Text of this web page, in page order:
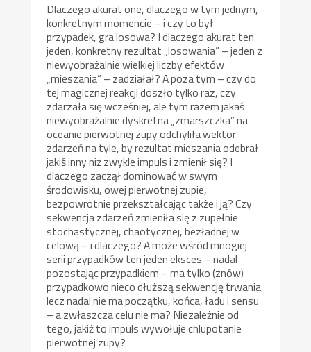
Dlaczego akurat one, dlaczego w tym jednym,
konkretnym momencie – i czy to był
przypadek, gra losowa? I dlaczego akurat ten
jeden, konkretny rezultat „losowania” – jeden z
niewyobrażalnie wielkiej liczby efektów
„mieszania” – zadziałał? A poza tym – czy do
tej magicznej reakcji doszło tylko raz, czy
zdarzała się wcześniej, ale tym razem jakaś
niewyobrażalnie dyskretna „zmarszczka” na
oceanie pierwotnej zupy odchyliła wektor
zdarzeń na tyle, by rezultat mieszania odebrał
jakiś inny niż zwykle impuls i zmienił się? I
dlaczego zaczął dominować w swym
środowisku, owej pierwotnej zupie,
bezpowrotnie przekształcając także i ją? Czy
sekwencja zdarzeń zmieniła się z zupełnie
stochastycznej, chaotycznej, bezładnej w
celową – i dlaczego? A może wśród mnogiej
serii przypadków ten jeden eksces – nadal
pozostając przypadkiem – ma tylko (znów)
przypadkowo nieco dłuższą sekwencję trwania,
lecz nadal nie ma początku, końca, ładu i sensu
– a zwłaszcza celu nie ma? Niezależnie od
tego, jakiż to impuls wywołuje chlupotanie
pierwotnej zupy?